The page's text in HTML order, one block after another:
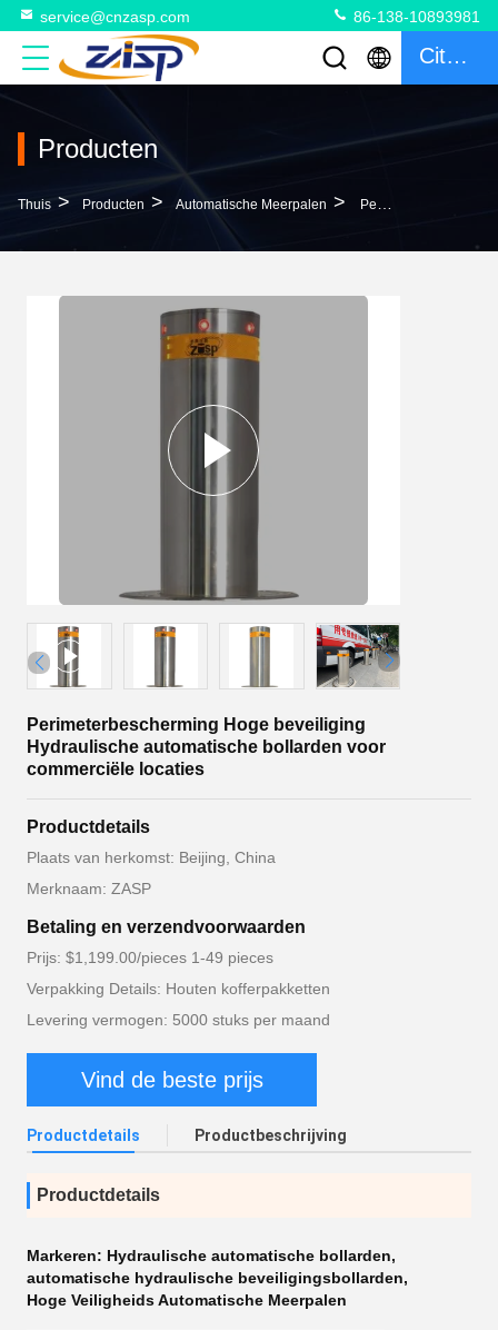
service@cnzasp.com 86-138-10893981
Citaat
Producten
Thuis > Producten > Automatische Meerpalen > Perimeterbescherming Hoge Beveiliging Hydraulische Automatische Bollarden Voor Commerciële Locaties
Perimeterbescherming Hoge beveiliging
Hydraulische automatische bollarden voor
commerciële locaties
Productdetails
Plaats van herkomst: Beijing, China
Merknaam: ZASP
Betaling en verzendvoorwaarden
Prijs: $1,199.00/pieces 1-49 pieces
Verpakking Details: Houten kofferpakketten
Levering vermogen: 5000 stuks per maand
Vind de beste prijs
Productdetails Productbeschrijving
Productdetails
Markeren: Hydraulische automatische bollarden,
automatische hydraulische beveiligingsbollarden,
Hoge Veiligheids Automatische Meerpalen